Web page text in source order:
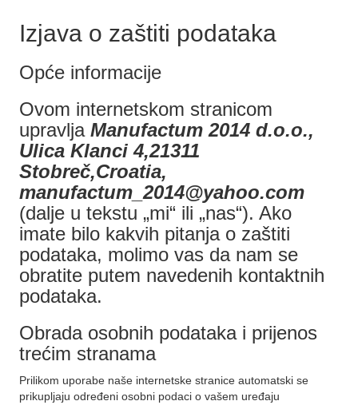
Izjava o zaštiti podataka
Opće informacije
Ovom internetskom stranicom
upravlja Manufactum 2014 d.o.o.,
Ulica Klanci 4,21311
Stobreč,Croatia,
manufactum_2014@yahoo.com
(dalje u tekstu „mi“ ili „nas“). Ako
imate bilo kakvih pitanja o zaštiti
podataka, molimo vas da nam se
obratite putem navedenih kontaktnih
podataka.
Obrada osobnih podataka i prijenos
trećim stranama
Prilikom uporabe naše internetske stranice automatski se
prikupljaju određeni osobni podaci o vašem uređaju